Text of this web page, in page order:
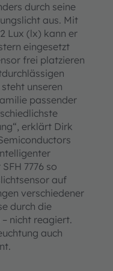
durch seine
aus. Mit
Lux (lx) kann er
eingesetzt
frei platzieren
steht unseren
passender
erklärt Dirk
7776 so
auf
verschiedener
durch die
nicht reagiert.
auch